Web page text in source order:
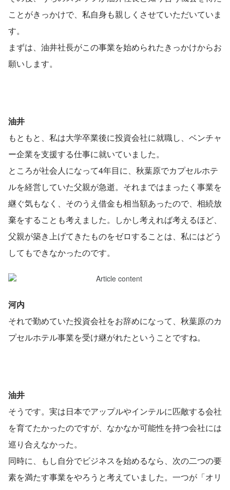
ことがきっかけで、私自身も親しくさせていただいていま
す。
まずは、油井社長がこの事業を始められたきっかけからお
願いします。
油井
もともと、私は大学卒業後に投資会社に就職し、ベンチャ
ー企業を支援する仕事に就いていました。
ところが社会人になって4年目に、秋葉原でカプセルホテ
ルを経営していた父親が急逝。それまではまったく事業を
継ぐ気もなく、そのうえ借金も相当額あったので、相続放
棄をすることも考えました。しかし考えれば考えるほど、
父親が築き上げてきたものをゼロすることは、私にはどう
してもできなかったのです。
河内
それで勤めていた投資会社をお辞めになって、秋葉原のカ
プセルホテル事業を受け継がれたということですね。
油井
そうです。実は日本でアップルやインテルに匹敵する会社
を育てたかったのですが、なかなか可能性を持つ会社には
巡り合えなかった。
同時に、もし自分でビジネスを始めるなら、次の二つの要
素を満たす事業をやろうと考えていました。一つが「オリ